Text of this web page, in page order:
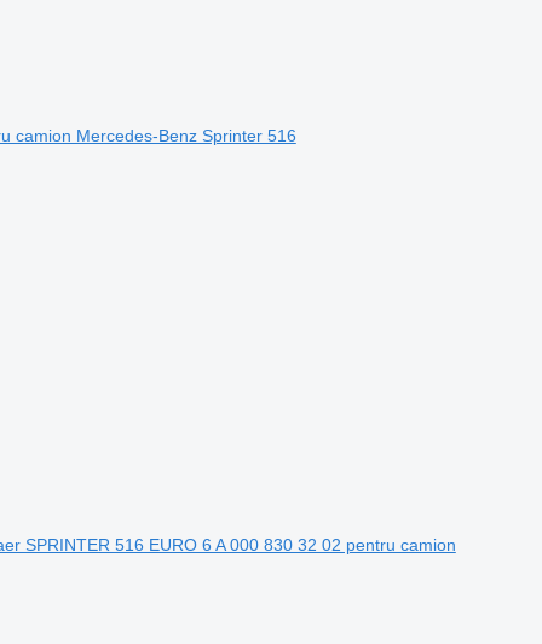
camion Mercedes-Benz Sprinter 516
SPRINTER 516 EURO 6 A 000 830 32 02 pentru camion